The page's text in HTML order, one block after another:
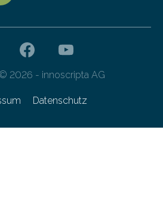
2026 - innoscripta AG
Datenschutz